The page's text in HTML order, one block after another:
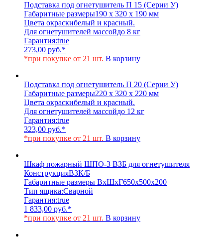
Подставка под огнетушитель П 15 (Серии У)
Габаритные размеры190 х 320 х 190 мм
Цвета окраскибелый и красный.
Для огнетушителей массойдо 8 кг
Гарантия:true
273,00 руб.*
*при покупке от 21 шт. В корзину
Подставка под огнетушитель П 20 (Серии У)
Габаритные размеры220 х 320 х 220 мм
Цвета окраскибелый и красный.
Для огнетушителей массойдо 12 кг
Гарантия:true
323,00 руб.*
*при покупке от 21 шт. В корзину
Шкаф пожарный ШПО-3 ВЗБ для огнетушителя
КонструкцияВЗК/Б
Габаритные размеры ВхШхГ650х500х200
Тип ящика:Сварной
Гарантия:true
1 833,00 руб.*
*при покупке от 21 шт. В корзину